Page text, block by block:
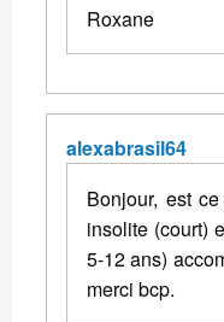
Roxane
alexabrasil64
Bonjour, est
insolite (court)
5-12 ans)
merci bcp.